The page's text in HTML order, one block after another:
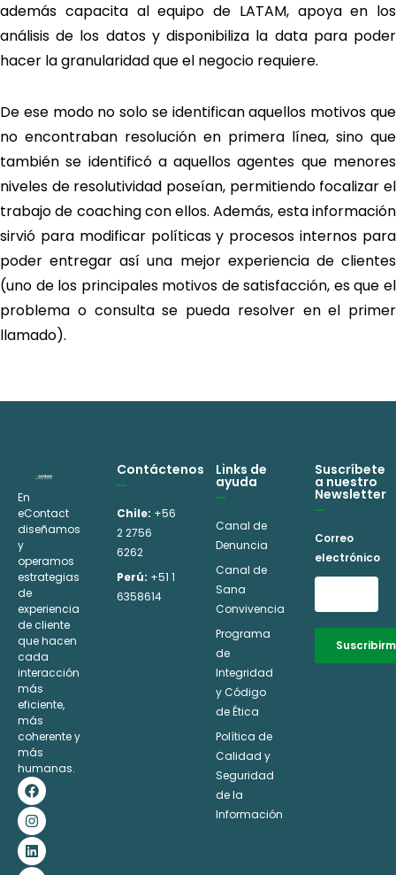
además capacita al equipo de LATAM, apoya en los
análisis de los datos y disponibiliza la data para poder
hacer la granularidad que el negocio requiere.
De ese modo no solo se identifican aquellos motivos que
no encontraban resolución en primera línea, sino que
también se identificó a aquellos agentes que menores
niveles de resolutividad poseían, permitiendo focalizar el
trabajo de coaching con ellos. Además, esta información
sirvió para modificar políticas y procesos internos para
poder entregar así una mejor experiencia de clientes
(uno de los principales motivos de satisfacción, es que el
problema o consulta se pueda resolver en el primer
llamado).
En
eContact
diseñamos
y
operamos
estrategias
de
experiencia
de cliente
que hacen
cada
interacción
más
eficiente,
más
coherente y
más
humanas.
F
a
c
e
b
o
o
I
n
s
t
a
g
r
L
i
n
k
e
d
i
Y
o
u
t
u
b
e
Contáctenos
Chile: +56
2 2756
6262
Perú: +51 1
6358614
Links de
ayuda
Canal de
Denuncia
Canal de
Sana
Convivencia
Programa
de
Integridad
y Código
de Ética
Política de
Calidad y
Seguridad
de la
Información
Suscríbete
a nuestro
Newsletter
Correo
electrónico